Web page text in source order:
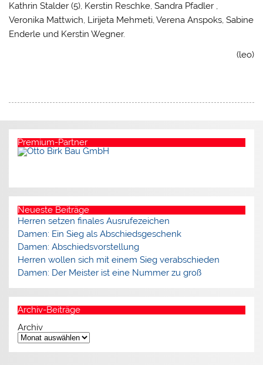
Kathrin Stalder (5), Kerstin Reschke, Sandra Pfadler ,
Veronika Mattwich, Lirijeta Mehmeti, Verena Anspoks, Sabine
Enderle und Kerstin Wegner.
(leo)
Premium-Partner
Neueste Beiträge
Herren setzen finales Ausrufezeichen
Damen: Ein Sieg als Abschiedsgeschenk
Damen: Abschiedsvorstellung
Herren wollen sich mit einem Sieg verabschieden
Damen: Der Meister ist eine Nummer zu groß
Archiv-Beiträge
Archiv